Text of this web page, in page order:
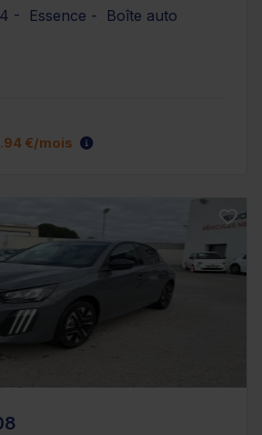
- Essence - Boîte auto
€/mois